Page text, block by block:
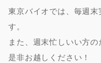
東京バイオでは、毎週
す。
また、週末忙しいい方
是非お越しください！